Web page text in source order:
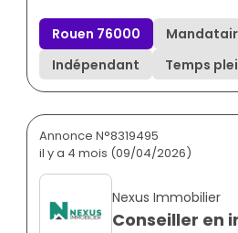
Rouen 76000
Indépendant
Temps
Annonce N°8319495
il y a 4 mois (09/04/2026)
Nexus Immobilier
Conseiller en